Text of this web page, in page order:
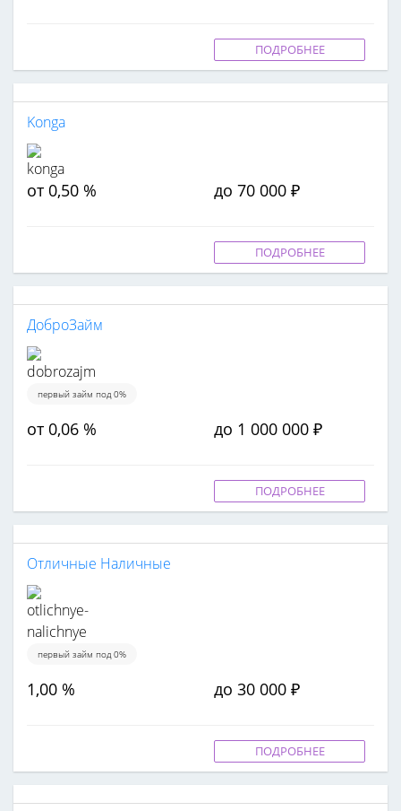
ПОДРОБНЕЕ
Konga
от 0,50 % до 70 000 ₽
ПОДРОБНЕЕ
ДоброЗайм
первый займ под 0%
от 0,06 % до 1 000 000 ₽
ПОДРОБНЕЕ
Отличные Наличные
первый займ под 0%
1,00 % до 30 000 ₽
ПОДРОБНЕЕ